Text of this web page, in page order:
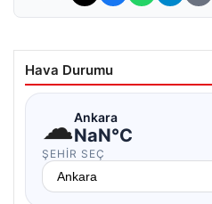
Hava Durumu
☁Ankara
NaN°C
ŞEHIR SEÇ